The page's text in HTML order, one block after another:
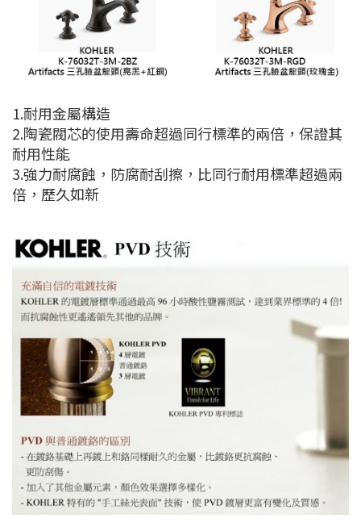
1.耐用金屬構造
2.陶瓷閥芯的使用壽命超過同行標準的兩倍，保證其
耐用性能
3.強力耐腐蝕，防腐耐刮擦，比同行耐用標準超過兩
倍，歷久如新